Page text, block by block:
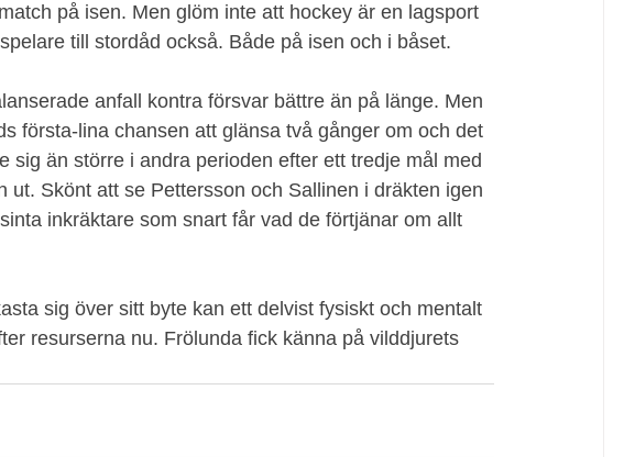
på isen. Men glöm inte att hockey är en lagsport
till stordåd också. Både på isen och i båset.
anfall kontra försvar bättre än på länge. Men
första-lina chansen att glänsa två gånger om och det
sig än större i andra perioden efter ett tredje mål med
ut. Skönt att se Pettersson och Sallinen i dräkten igen
inkräktare som snart får vad de förtjänar om allt
sig över sitt byte kan ett delvist fysiskt och mentalt
resurserna nu. Frölunda fick känna på vilddjurets